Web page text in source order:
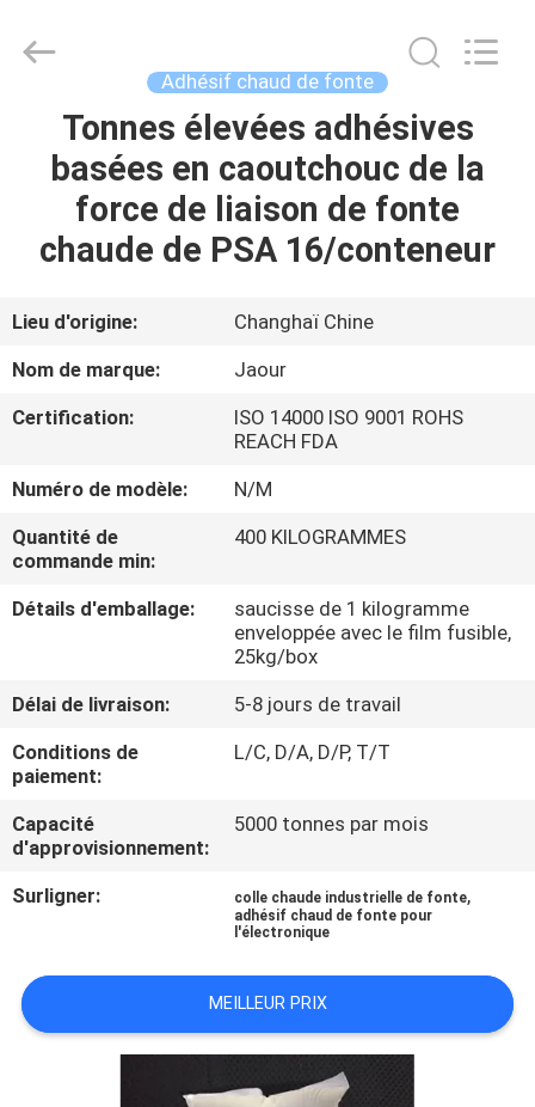
MAISON
PRODUITS
PROPOS
DE
NOUS
VISITE
DE
L'USINE
CONTACTEZ-
NOUS
NOUVELLES
DEMANDEZ
UN DEVIS
Jaour
Adhesive
Adhésif chaud de fonte
Tonnes élevées adhésives
basées en caoutchouc de la
force de liaison de fonte
chaude de PSA 16/conteneur
Lieu d'origine:
Changhaï Chine
Nom de marque:
Jaour
Certification:
ISO 14000 ISO 9001 ROHS
REACH FDA
Numéro de modèle:
N/M
Quantité de
commande min:
400 KILOGRAMMES
Détails d'emballage:
saucisse de 1 kilogramme
enveloppée avec le film fusible,
25kg/box
Délai de livraison:
5-8 jours de travail
Conditions de
paiement:
L/C, D/A, D/P, T/T
Capacité
d'approvisionnement:
5000 tonnes par mois
Surligner: colle chaude industrielle de fonte,
adhésif chaud de fonte pour
l'électronique
MEILLEUR PRIX